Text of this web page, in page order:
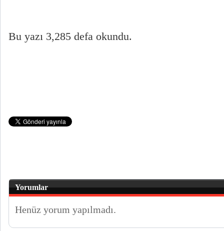
Bu yazı 3,285 defa okundu.
Yorumlar
Henüz yorum yapılmadı.